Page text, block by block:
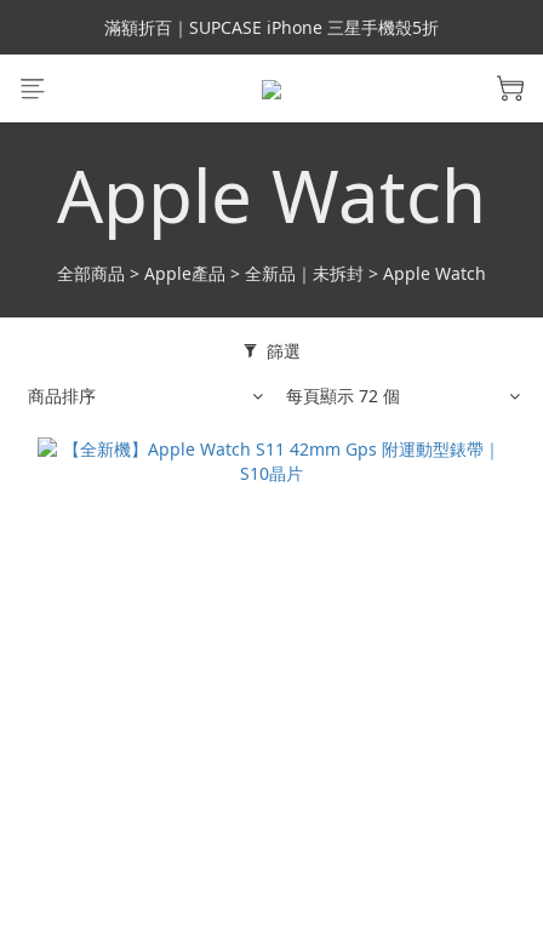
會員699免運｜父親節禮手機殼5折、行動電源66折
滿額折百｜SUPCASE iPhone 三星手機殼5折
會員699免運｜父親節禮手機殼5折、行動電源66折
Apple Watch
全部商品 > Apple產品 > 全新品｜未拆封 > Apple Watch
篩選
商品排序
每頁顯示 72 個